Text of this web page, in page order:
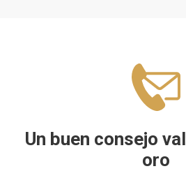
Un buen consejo
oro